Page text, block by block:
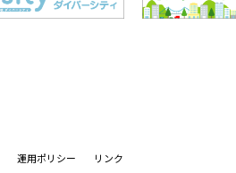
運用ポリシー リンク